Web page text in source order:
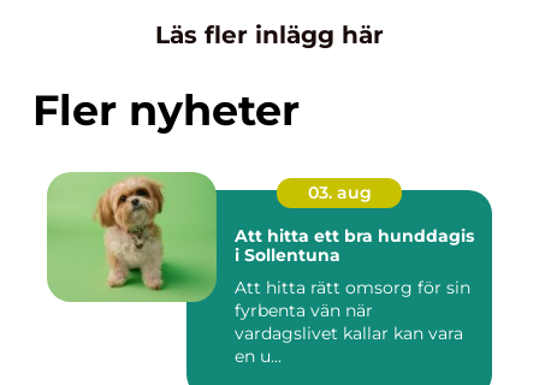
Läs fler inlägg här
Fler nyheter
03. aug
Att hitta ett bra hunddagis
i Sollentuna
Att hitta rätt omsorg för sin
fyrbenta vän när
vardagslivet kallar kan vara
en u...